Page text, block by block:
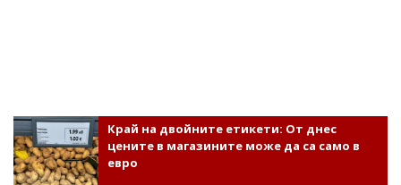
Край на двойните етикети: От днес
цените в магазините може да са само в
евро